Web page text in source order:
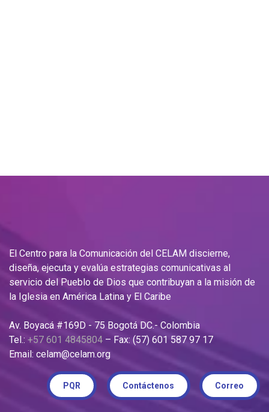
El Centro para la Comunicación del CELAM discierne,
diseña, ejecuta y evalúa estrategias comunicativas al
servicio del Pueblo de Dios que contribuyan a la misión de
la Iglesia en América Latina y El Caribe
Av. Boyacá #169D - 75 Bogotá DC.- Colombia
Tel.: +57 601 4845804 – Fax: (57) 601 587 97 17
Email: celam@celam.org
PQR Contáctenos Correo